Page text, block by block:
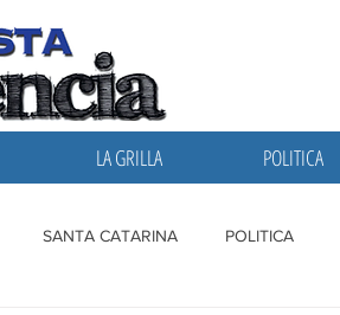
LA GRILLA POLITICA
SANTA CATARINA POLITICA